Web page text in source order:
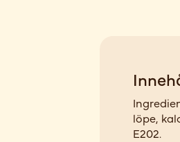
löpe,
E202.